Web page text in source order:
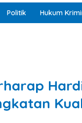
Politik Hukum